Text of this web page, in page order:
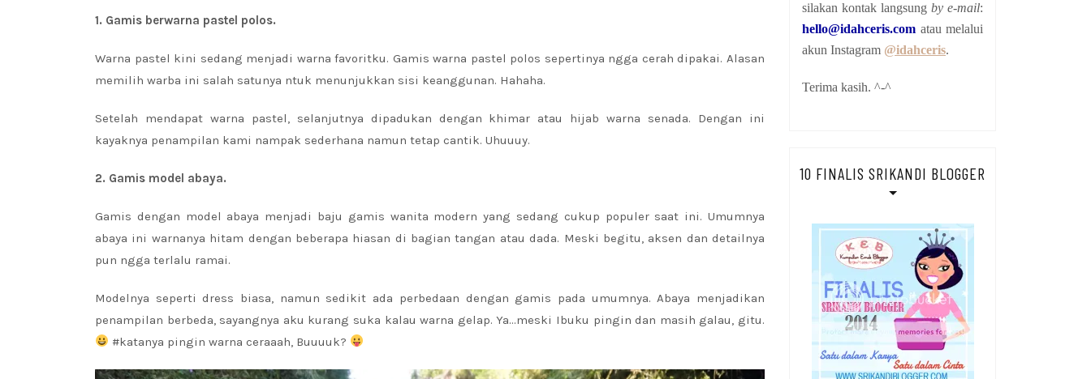
1. Gamis berwarna pastel polos.
Warna pastel kini sedang menjadi warna favoritku. Gamis warna pastel polos sepertinya ngga cerah dipakai. Alasan
memilih warba ini salah satunya ntuk menunjukkan sisi keanggunan. Hahaha.
Setelah mendapat warna pastel, selanjutnya dipadukan dengan khimar atau hijab warna senada. Dengan ini
kayaknya penampilan kami nampak sederhana namun tetap cantik. Uhuuuy.
2. Gamis model abaya.
Gamis dengan model abaya menjadi baju gamis wanita modern yang sedang cukup populer saat ini. Umumnya
abaya ini warnanya hitam dengan beberapa hiasan di bagian tangan atau dada. Meski begitu, aksen dan detailnya
pun ngga terlalu ramai.
Modelnya seperti dress biasa, namun sedikit ada perbedaan dengan gamis pada umumnya. Abaya menjadikan
penampilan berbeda, sayangnya aku kurang suka kalau warna gelap. Ya…meski Ibuku pingin dan masih galau, gitu.
#katanya pingin warna ceraaah, Buuuuk?
silakan kontak langsung by e-mail:
hello@idahceris.com atau melalui
akun Instagram @idahceris.
Terima kasih. ^-^
10 FINALIS SRIKANDI BLOGGER